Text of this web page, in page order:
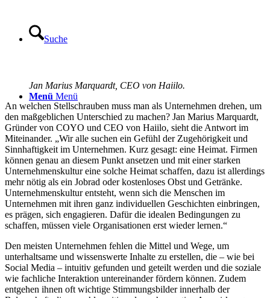
Suche
Menü Menü
Jan Marius Marquardt, CEO von Haiilo.
An welchen Stellschrauben muss man als Unternehmen drehen, um
den maßgeblichen Unterschied zu machen? Jan Marius Marquardt,
Gründer von COYO und CEO von Haiilo, sieht die Antwort im
Miteinander. „Wir alle suchen ein Gefühl der Zugehörigkeit und
Sinnhaftigkeit im Unternehmen. Kurz gesagt: eine Heimat. Firmen
können genau an diesem Punkt ansetzen und mit einer starken
Unternehmenskultur eine solche Heimat schaffen, dazu ist allerdings
mehr nötig als ein Jobrad oder kostenloses Obst und Getränke.
Unternehmenskultur entsteht, wenn sich die Menschen im
Unternehmen mit ihren ganz individuellen Geschichten einbringen,
es prägen, sich engagieren. Dafür die idealen Bedingungen zu
schaffen, müssen viele Organisationen erst wieder lernen.“
Den meisten Unternehmen fehlen die Mittel und Wege, um
unterhaltsame und wissenswerte Inhalte zu erstellen, die – wie bei
Social Media – intuitiv gefunden und geteilt werden und die soziale
wie fachliche Interaktion untereinander fördern können. Zudem
entgehen ihnen oft wichtige Stimmungsbilder innerhalb der